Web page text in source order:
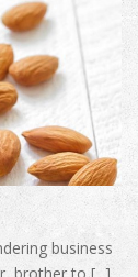
business